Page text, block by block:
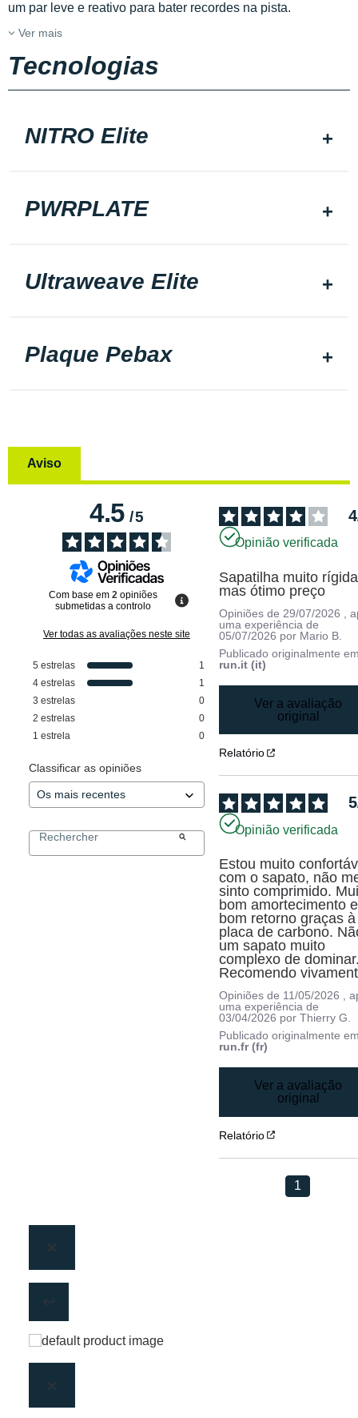
um par leve e reativo para bater recordes na pista.
Ver mais
Tecnologias
NITRO Elite
PWRPLATE
Ultraweave Elite
Plaque Pebax
Aviso
4.5/5
Com base em 2 opiniões
submetidas a controlo
Ver todas as avaliações neste site
5 estrelas
1
4 estrelas
1
3 estrelas
0
2 estrelas
0
1 estrela 0
Classificar as opiniões
4
Opinião verificada
Sapatilha muito rígida
mas ótimo preço
Opiniões de 29/07/2026
,
uma experiência de
05/07/2026 por Mario B.
Publicado originalmente
run.it (it)
Ver a avaliação
original
Relatório
5
Opinião verificada
Estou muito
com o sapato, não
sinto comprimido.
bom amortecimento e
bom retorno graças à
placa de carbono.
um sapato muito
complexo de
Recomendo
Opiniões de 11/05/2026 ,
uma experiência de
03/04/2026 porThierry G.
Publicado originalmente
run.fr (fr)
Ver a avaliação
original
Relatório
1